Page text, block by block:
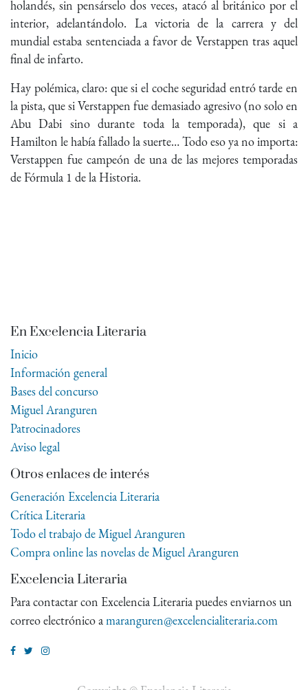
holandés, sin pensárselo dos veces, atacó al británico por el
interior, adelantándolo. La victoria de la carrera y del
mundial estaba sentenciada a favor de Verstappen tras aquel
final de infarto.
Hay polémica, claro: que si el coche seguridad entró tarde en
la pista, que si Verstappen fue demasiado agresivo (no solo en
Abu Dabi sino durante toda la temporada), que si a
Hamilton le había fallado la suerte… Todo eso ya no importa:
Verstappen fue campeón de una de las mejores temporadas
de Fórmula 1 de la Historia.
En Excelencia Literaria
Inicio
Información general
Bases del concurso
Miguel Aranguren
Patrocinadores
Aviso legal
Otros enlaces de interés
Generación Excelencia Literaria
Crítica Literaria
Todo el trabajo de Miguel Aranguren
Compra online las novelas de Miguel Aranguren
Excelencia Literaria
Para contactar con Excelencia Literaria puedes enviarnos un
correo electrónico amaranguren@excelencialiteraria.com